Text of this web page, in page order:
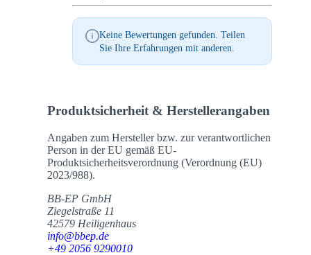
Keine Bewertungen gefunden. Teilen
Sie Ihre Erfahrungen mit anderen.
Produktsicherheit & Herstellerangaben
Angaben zum Hersteller bzw. zur verantwortlichen
Person in der EU gemäß EU-
Produktsicherheitsverordnung (Verordnung (EU)
2023/988).
BB-EP GmbH
Ziegelstraße 11
42579 Heiligenhaus
info@bbep.de
+49 2056 9290010